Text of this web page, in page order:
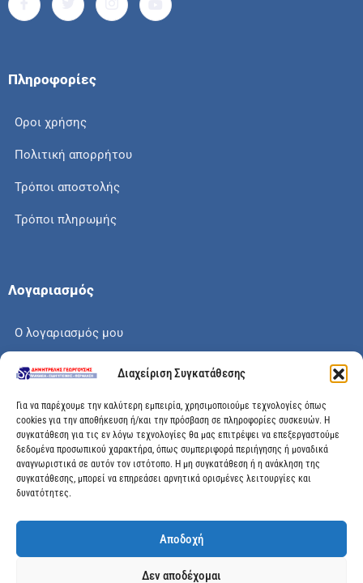
Διαχείριση Συγκατάθεσης
Για να παρέχουμε την καλύτερη εμπειρία, χρησιμοποιούμε τεχνολογίες όπως
cookies για την αποθήκευση ή/και την πρόσβαση σε πληροφορίες συσκευών. Η
συγκατάθεση για τις εν λόγω τεχνολογίες θα μας επιτρέψει να επεξεργαστούμε
δεδομένα προσωπικού χαρακτήρα, όπως συμπεριφορά περιήγησης ή μοναδικά
αναγνωριστικά σε αυτόν τον ιστότοπο. Η μη συγκατάθεση ή η ανάκληση της
συγκατάθεσης, μπορεί να επηρεάσει αρνητικά ορισμένες λειτουργίες και
δυνατότητες.
Αποδοχή
Δεν αποδέχομαι
Πληροφορίες
Οροι χρήσης
Πολιτική απορρήτου
Τρόποι αποστολής
Τρόποι πληρωμής
Λογαριασμός
Ο λογαριασμός μου
Το καλάθι μου
Check out
Διεύθυνση
Μεγάλης Χώρας 89, Αγρίνιο, Τ.Κ: 30100
info@dimitrelis-georgousis.gr